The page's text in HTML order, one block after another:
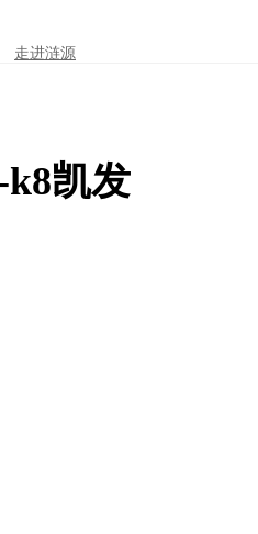
走进涟源